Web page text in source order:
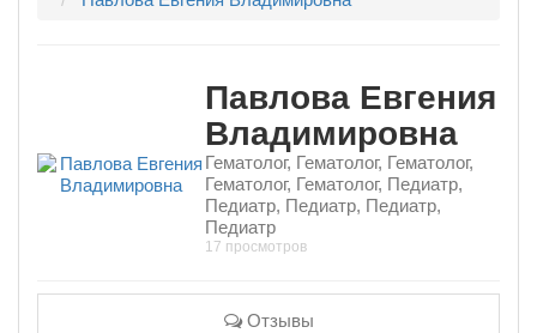
Павлова Евгения
Владимировна
Гематолог, Гематолог, Гематолог,
Гематолог, Гематолог, Педиатр,
Педиатр, Педиатр, Педиатр,
Педиатр
17 просмотров
Отзывы